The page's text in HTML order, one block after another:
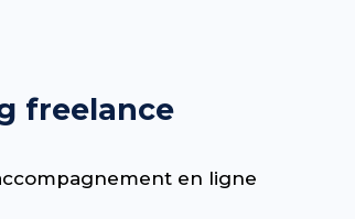
freelance
en ligne